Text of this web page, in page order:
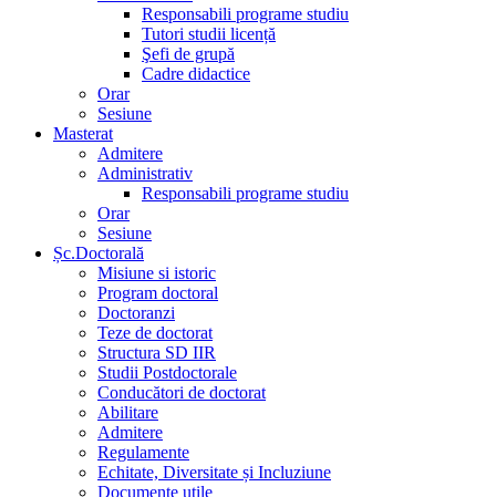
Responsabili programe studiu
Tutori studii licență
Şefi de grupă
Cadre didactice
Orar
Sesiune
Masterat
Admitere
Administrativ
Responsabili programe studiu
Orar
Sesiune
Șc.Doctorală
Misiune si istoric
Program doctoral
Doctoranzi
Teze de doctorat
Structura SD IIR
Studii Postdoctorale
Conducători de doctorat
Abilitare
Admitere
Regulamente
Echitate, Diversitate și Incluziune
Documente utile